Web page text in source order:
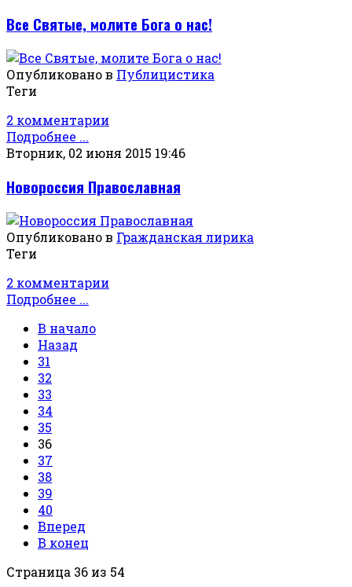
Все Святые, молите Бога о нас!
Опубликовано в Публицистика
Теги
2 комментарии
Подробнее ...
Вторник, 02 июня 2015 19:46
Новороссия Православная
Опубликовано в Гражданская лирика
Теги
2 комментарии
Подробнее ...
В начало
Назад
31
32
33
34
35
36
37
38
39
40
Вперед
В конец
Страница 36 из 54